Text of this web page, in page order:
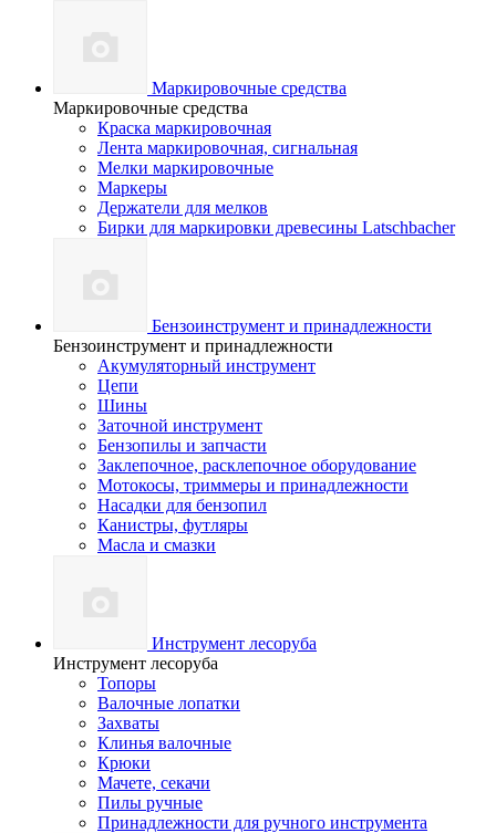
Маркировочные средства
Маркировочные средства
Краска маркировочная
Лента маркировочная, сигнальная
Мелки маркировочные
Маркеры
Держатели для мелков
Бирки для маркировки древесины Latschbacher
Бензоинструмент и принадлежности
Бензоинструмент и принадлежности
Акумуляторный инструмент
Цепи
Шины
Заточной инструмент
Бензопилы и запчасти
Заклепочное, расклепочное оборудование
Мотокосы, триммеры и принадлежности
Насадки для бензопил
Канистры, футляры
Масла и смазки
Инструмент лесоруба
Инструмент лесоруба
Топоры
Валочные лопатки
Захваты
Клинья валочные
Крюки
Мачете, секачи
Пилы ручные
Принадлежности для ручного инструмента